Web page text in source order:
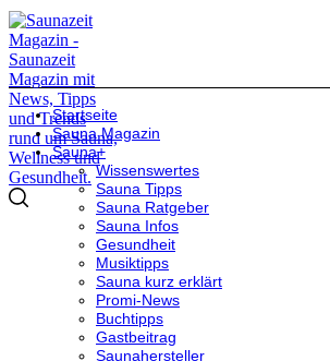
Startseite
Sauna Magazin
Sauna+
Wissenswertes
Sauna Tipps
Sauna Ratgeber
Sauna Infos
Gesundheit
Musiktipps
Sauna kurz erklärt
Promi-News
Buchtipps
Gastbeitrag
Saunahersteller